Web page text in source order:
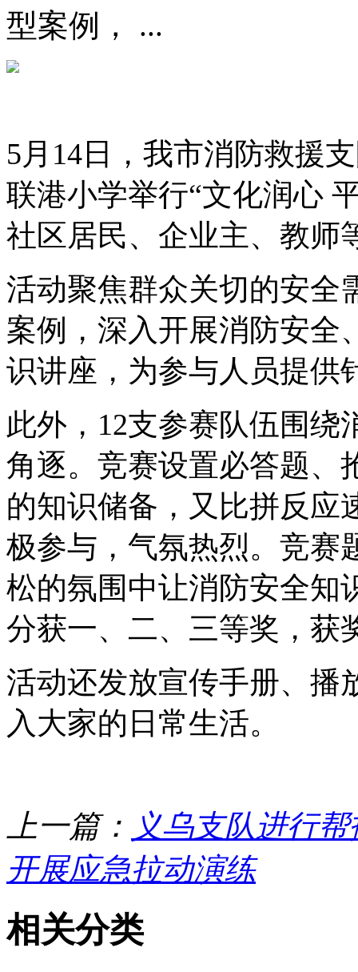
型案例， ...
5月14日，我市消防救援
联港小学举行“文化润心
社区居民、企业主、教师
活动聚焦群众关切的安全
案例，深入开展消防安全
识讲座，为参与人员提供
此外，12支参赛队伍围绕
角逐。竞赛设置必答题、
的知识储备，又比拼反应
极参与，气氛热烈。竞赛
松的氛围中让消防安全知
分获一、二、三等奖，获
活动还发放宣传手册、播
入大家的日常生活。
上一篇： 义乌支队进行
开展应急拉动演练
相关分类